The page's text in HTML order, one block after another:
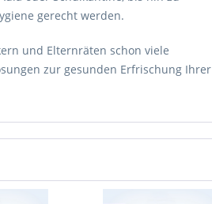
gerecht werden.
und Elternräten schon viele
zur gesunden Erfrischung Ihrer